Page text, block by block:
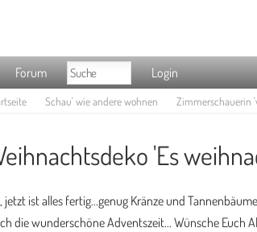
Forum Login
Schau' wie andere wohnen Zimmerschauerin
'Es
jetzt ist alles fertig...genug Kränze und
die wunderschöne Adventszeit... Wünsche Euch